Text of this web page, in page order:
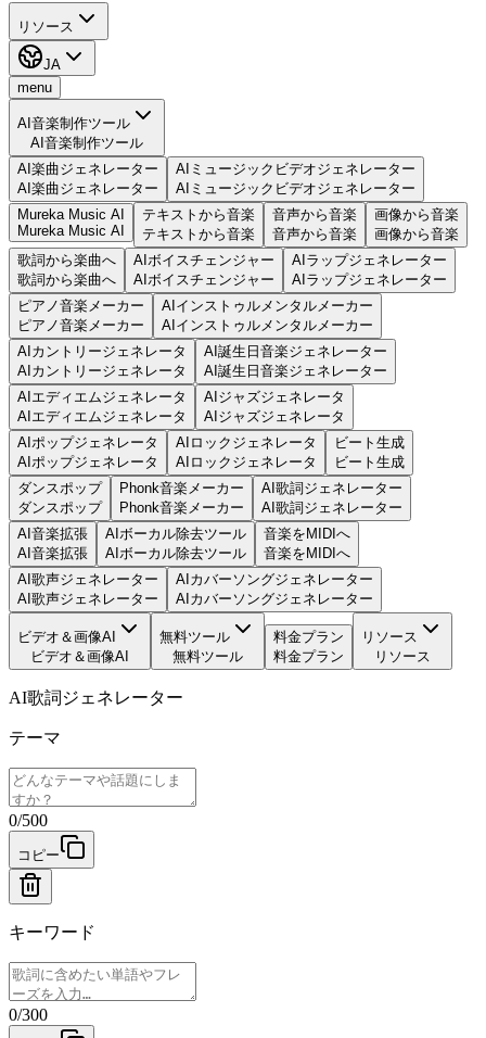
リソース
JA
menu
AI音楽制作ツール
AI音楽制作ツール
AI楽曲ジェネレーター
AI楽曲ジェネレーター
AIミュージックビデオジェネレーター
AIミュージックビデオジェネレーター
Mureka Music AI
Mureka Music AI
テキストから音楽
テキストから音楽
音声から音楽
音声から音楽
画像から音楽
画像から音楽
歌詞から楽曲へ
歌詞から楽曲へ
AIボイスチェンジャー
AIボイスチェンジャー
AIラップジェネレーター
AIラップジェネレーター
ピアノ音楽メーカー
ピアノ音楽メーカー
AIインストゥルメンタルメーカー
AIインストゥルメンタルメーカー
AIカントリージェネレータ
AIカントリージェネレータ
AI誕生日音楽ジェネレーター
AI誕生日音楽ジェネレーター
AIエディエムジェネレータ
AIエディエムジェネレータ
AIジャズジェネレータ
AIジャズジェネレータ
AIポップジェネレータ
AIポップジェネレータ
AIロックジェネレータ
AIロックジェネレータ
ビート生成
ビート生成
ダンスポップ
ダンスポップ
Phonk音楽メーカー
Phonk音楽メーカー
AI歌詞ジェネレーター
AI歌詞ジェネレーター
AI音楽拡張
AI音楽拡張
AIボーカル除去ツール
AIボーカル除去ツール
音楽をMIDIへ
音楽をMIDIへ
AI歌声ジェネレーター
AI歌声ジェネレーター
AIカバーソングジェネレーター
AIカバーソングジェネレーター
ビデオ＆画像AI
ビデオ＆画像AI
無料ツール
無料ツール
料金プラン
料金プラン
リソース
リソース
AI歌詞ジェネレーター
テーマ
0/500
コピー
キーワード
0/300